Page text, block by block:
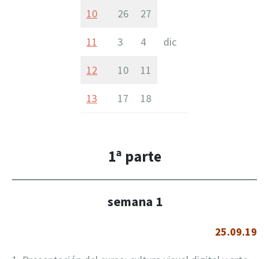
10 26 27
11 3 4 dic
12 10 11
13 17 18
1ª parte
semana 1
25.09.19